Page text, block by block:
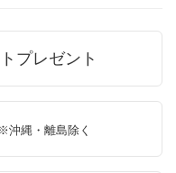
プレゼント
※沖縄・離島除く